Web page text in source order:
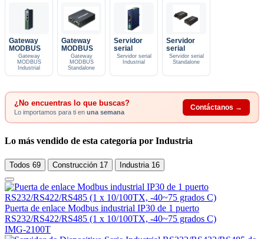
Gateway
MODBUS
Gateway
MODBUS
Industrial
Gateway
MODBUS
Gateway
MODBUS
Standalone
Servidor
serial
Servidor serial
Industrial
Servidor
serial
Servidor serial
Standalone
¿No encuentras lo que buscas?
Lo importamos para ti en una semana
Contáctanos →
Lo más vendido de esta categoría por Industria
Todos 69 Construcción 17 Industria 16
Puerta de enlace Modbus industrial IP30 de 1 puerto
RS232/RS422/RS485 (1 x 10/100TX, -40~75 grados C)
IMG-2100T